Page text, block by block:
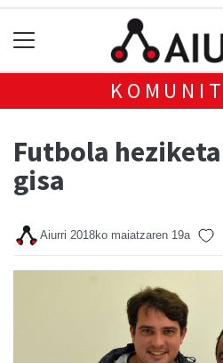
Futbola
gisa
Aiurri 2018ko maiatzaren 19a